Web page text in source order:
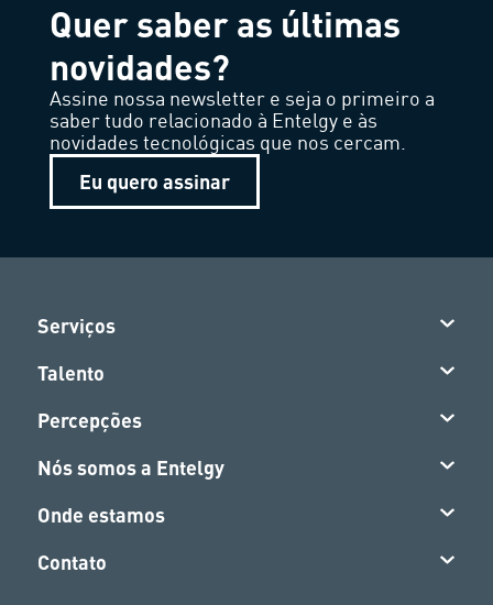
Quer saber as últimas
novidades?
Assine nossa newsletter e seja o primeiro a
saber tudo relacionado à Entelgy e às
novidades tecnológicas que nos cercam.
Eu quero assinar
Serviços
Talento
Percepções
Nós somos a Entelgy
Onde estamos
Contato